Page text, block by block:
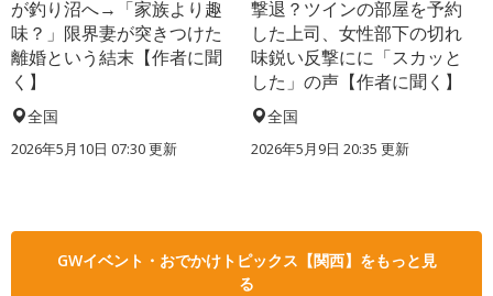
が釣り沼へ→「家族より趣
味？」限界妻が突きつけた
離婚という結末【作者に聞
く】
全国
2026年5月10日 07:30 更新
撃退？ツインの部屋を予約
した上司、女性部下の切れ
味鋭い反撃にに「スカッと
した」の声【作者に聞く】
全国
2026年5月9日 20:35 更新
GWイベント・おでかけトピックス【関西】をもっと見
る